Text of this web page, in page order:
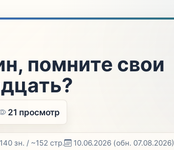
помните свои
21 просмотр
зн. / ~152 стр. 10.06.2026 (обн. 07.08.2026)